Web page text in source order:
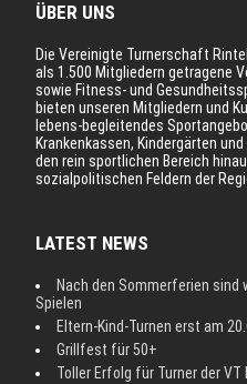
ÜBER UNS
Die Vereinigte Turnerschaft
als 1.500 Mitgliedern getragene
sowie Fitness- und
bieten unseren Mitgliedern und
lebens-begleitendes
Krankenkassen, Kindergärten
den rein sportlichen Bereich
sozialpolitischen Feldern der
LATEST NEWS
Nach den Sommerferien sind
Spielen
Eltern-Kind-Turnen erst am
Grillfest für 50+
Toller Erfolg für Turner der VT